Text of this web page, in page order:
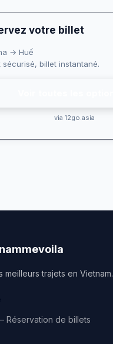
votre billet
→ Huế
sécurisé, billet instantané.
via 12go.asia
meilleurs trajets en Vietnam.
Réservation de billets